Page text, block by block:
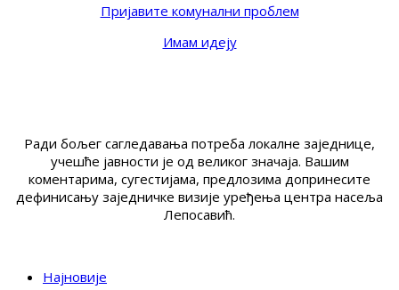
Пријавите комунални проблем
Имам идеју
Ради бољег сагледавања потреба локалне заједнице,
учешће јавности је од великог значаја. Вашим
коментарима, сугестијама, предлозима допринесите
дефинисању заједничке визије уређења центра насеља
Лепосавић.
Најновије